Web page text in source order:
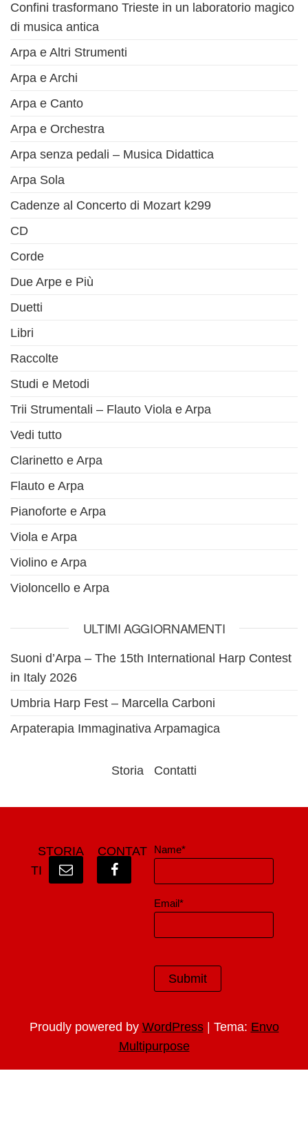
Confini trasformano Trieste in un laboratorio magico
di musica antica
Arpa e Altri Strumenti
Arpa e Archi
Arpa e Canto
Arpa e Orchestra
Arpa senza pedali – Musica Didattica
Arpa Sola
Cadenze al Concerto di Mozart k299
CD
Corde
Due Arpe e Più
Duetti
Libri
Raccolte
Studi e Metodi
Trii Strumentali – Flauto Viola e Arpa
Vedi tutto
Clarinetto e Arpa
Flauto e Arpa
Pianoforte e Arpa
Viola e Arpa
Violino e Arpa
Violoncello e Arpa
ULTIMI AGGIORNAMENTI
Suoni d’Arpa – The 15th International Harp Contest
in Italy 2026
Umbria Harp Fest – Marcella Carboni
Arpaterapia Immaginativa Arpamagica
Storia Contatti
STORIA
CONTAT
TI
Name*
Email*
Proudly powered by WordPress | Tema: Envo
Multipurpose